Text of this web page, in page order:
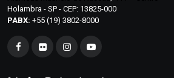
Holambra - SP - CEP: 13825-000
PABX: +55 (19) 3802-8000